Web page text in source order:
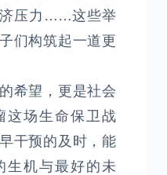
济压力……这些举
们构筑起一道更
希望，更是社会
这场生命保卫战
干预的及时，能
生机与最好的未